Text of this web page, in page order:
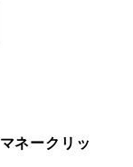
マネークリッ